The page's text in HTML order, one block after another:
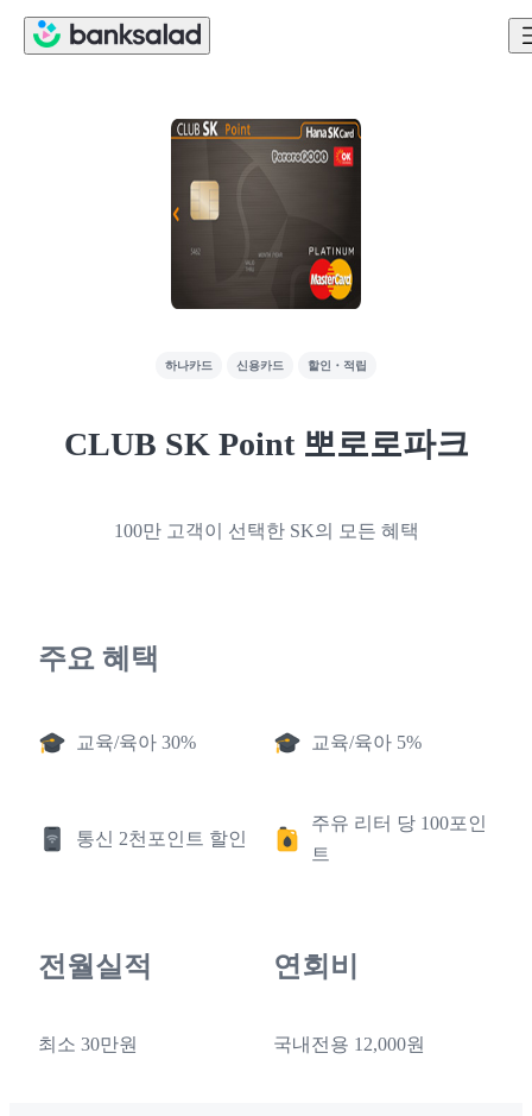
하나카드 신용카드 할인・적립
CLUB SK Point 뽀로로파크
100만 고객이 선택한 SK의 모든 혜택
주요 혜택
교육/육아 30% 교육/육아 5%
통신 2천포인트 할인
주유 리터 당 100포인
트
전월실적
최소 30만원
연회비
국내전용 12,000원